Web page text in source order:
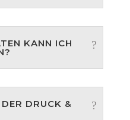
KANN ICH
DRUCK &